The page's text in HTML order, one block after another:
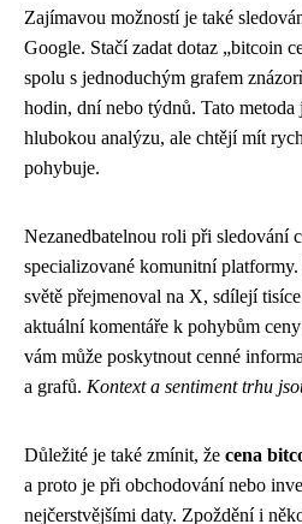
Zajímavou možností je také
Google. Stačí zadat dotaz „bitcoin
spolu s jednoduchým grafem
hodin, dní nebo týdnů. Tato
hlubokou analýzu, ale chtějí mít
pohybuje.
Nezanedbatelnou roli při sledování
specializované komunitní
světě přejmenoval na X, sdílejí
aktuální komentáře k pohybům
vám může poskytnout cenné
a grafů. Kontext a sentiment trhu
Důležité je také zmínit, že cena
a proto je při obchodování nebo
nejčerstvějšími daty. Zpoždění i